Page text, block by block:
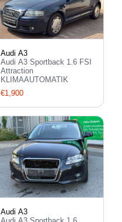
Audi A3
Audi A3 Sportback 1.6 FSI
Attraction
KLIMAAUTOMATIK
€1,900
Audi A3